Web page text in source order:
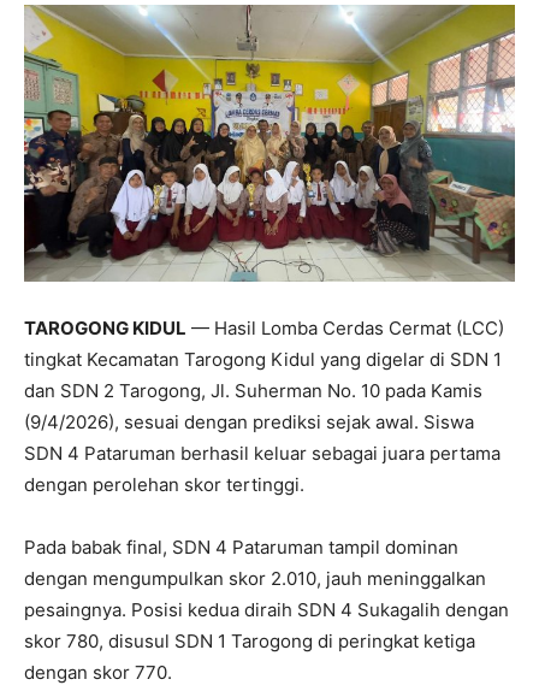
dengan skor 770.
Kegiatan LCC tingkat kecamatan ini diikuti oleh 11 sekolah
yang merupakan para juara dari lima gugus di wilayah
Kecamatan Tarogong Kidul. Perlombaan dibagi ke dalam
tiga kelompok. Kelompok 1 dan 2 berlangsung di SDN 1
Tarogong, sedangkan Kelompok 3 dilaksanakan di SDN 2
Tarogong.
Kelompok 1: SDN 4 Pataruman, SDN 1 Mekargalih, SDN 1
Sukabakti, dan SDIT Alam Garut
Kelompok 2: SDN 2 Cibunar, SDN 3 Sukajaya, SDN 1
Tarogong, dan SDIT Kreospora
Kelompok 3: SDN 1 Haurpanggung, SDN 4 Sukagalih, dan
SDIT Persis Tarogong
Dari masing-masing kelompok, juara pertama berhak
melaju ke babak final. Tiga sekolah yang berhasil lolos